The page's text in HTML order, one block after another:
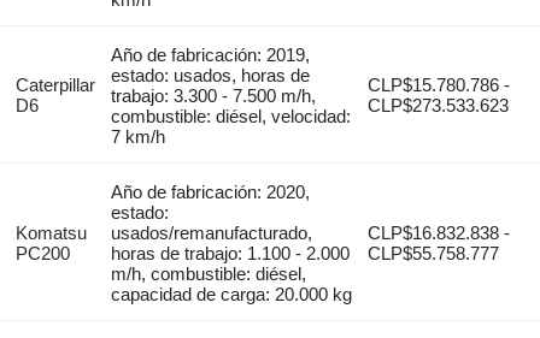
Caterpillar
D6
Año de fabricación: 2019,
estado: usados, horas de
trabajo: 3.300 - 7.500 m/h,
combustible: diésel, velocidad:
7 km/h
CLP$15.780.786 -
CLP$273.533.623
Komatsu
PC200
Año de fabricación: 2020,
estado:
usados/remanufacturado,
horas de trabajo: 1.100 - 2.000
m/h, combustible: diésel,
capacidad de carga: 20.000 kg
CLP$16.832.838 -
CLP$55.758.777